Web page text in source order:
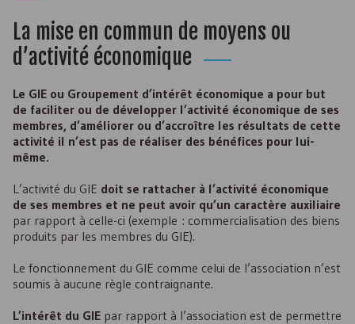
La mise en commun de moyens ou
d’activité économique
Le GIE ou Groupement d’intérêt économique a pour but
de faciliter ou de développer l’activité économique de ses
membres, d’améliorer ou d’accroître les résultats de cette
activité il n’est pas de réaliser des bénéfices pour lui-
même.
L’activité du GIE doit se rattacher à l’activité économique
de ses membres et ne peut avoir qu’un caractère auxiliaire
par rapport à celle-ci (exemple : commercialisation des biens
produits par les membres du GIE).
Le fonctionnement du GIE comme celui de l’association n’est
soumis à aucune règle contraignante.
L’intérêt du GIE par rapport à l’association est de permettre